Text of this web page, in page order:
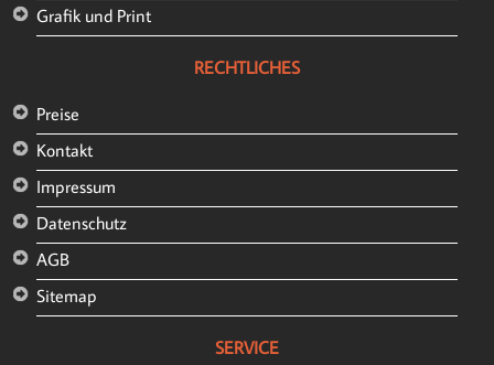
Grafik und Print
RECHTLICHES
Preise
Kontakt
Impressum
Datenschutz
AGB
Sitemap
SERVICE